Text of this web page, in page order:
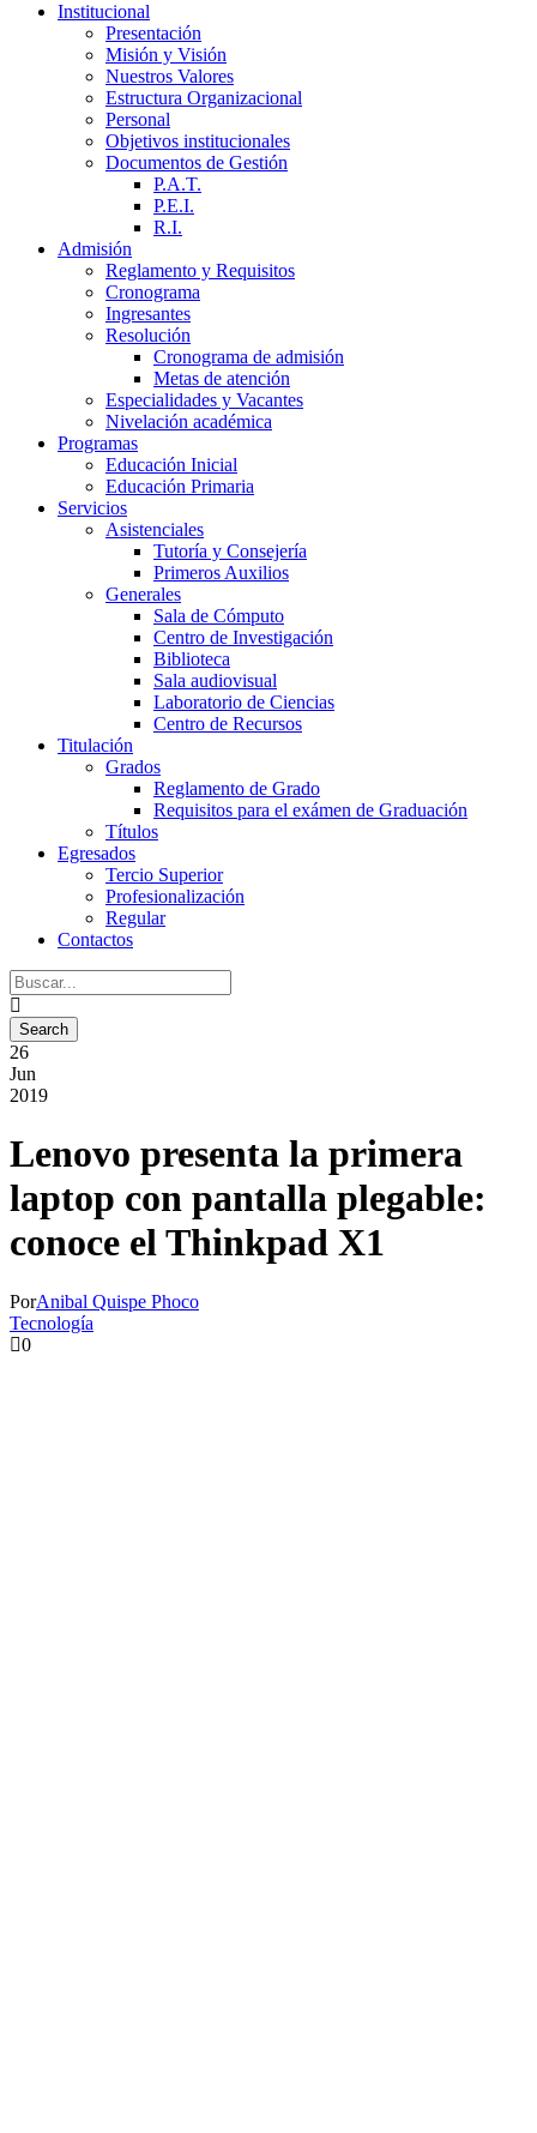
Institucional
Presentación
Misión y Visión
Nuestros Valores
Estructura Organizacional
Personal
Objetivos institucionales
Documentos de Gestión
P.A.T.
P.E.I.
R.I.
Admisión
Reglamento y Requisitos
Cronograma
Ingresantes
Resolución
Cronograma de admisión
Metas de atención
Especialidades y Vacantes
Nivelación académica
Programas
Educación Inicial
Educación Primaria
Servicios
Asistenciales
Tutoría y Consejería
Primeros Auxilios
Generales
Sala de Cómputo
Centro de Investigación
Biblioteca
Sala audiovisual
Laboratorio de Ciencias
Centro de Recursos
Titulación
Grados
Reglamento de Grado
Requisitos para el exámen de Graduación
Títulos
Egresados
Tercio Superior
Profesionalización
Regular
Contactos
26
Jun
2019
Lenovo presenta la primera
laptop con pantalla plegable:
conoce el Thinkpad X1
PorAnibal Quispe Phoco
Tecnología
0